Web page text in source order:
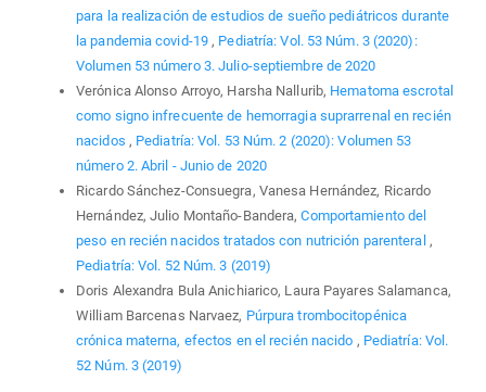
para la realización de estudios de sueño pediátricos durante
la pandemia covid-19 , Pediatría: Vol. 53 Núm. 3 (2020):
Volumen 53 número 3. Julio-septiembre de 2020
Verónica Alonso Arroyo, Harsha Nallurib, Hematoma escrotal
como signo infrecuente de hemorragia suprarrenal en recién
nacidos , Pediatría: Vol. 53 Núm. 2 (2020): Volumen 53
número 2. Abril - Junio de 2020
Ricardo Sánchez-Consuegra, Vanesa Hernández, Ricardo
Hernández, Julio Montaño-Bandera,Comportamiento del
peso en recién nacidos tratados con nutrición parenteral ,
Pediatría: Vol. 52 Núm. 3 (2019)
Doris Alexandra Bula Anichiarico, Laura Payares Salamanca,
William Barcenas Narvaez, Púrpura trombocitopénica
crónica materna, efectos en el recién nacido , Pediatría: Vol.
52 Núm. 3 (2019)